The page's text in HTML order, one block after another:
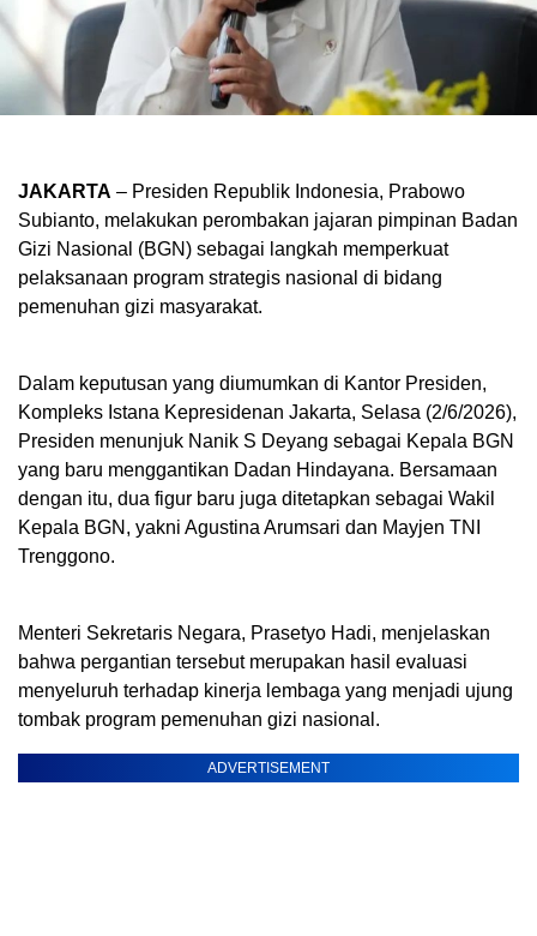
JAKARTA – Presiden Republik Indonesia, Prabowo
Subianto, melakukan perombakan jajaran pimpinan Badan
Gizi Nasional (BGN) sebagai langkah memperkuat
pelaksanaan program strategis nasional di bidang
pemenuhan gizi masyarakat.
Dalam keputusan yang diumumkan di Kantor Presiden,
Kompleks Istana Kepresidenan Jakarta, Selasa (2/6/2026),
Presiden menunjuk Nanik S Deyang sebagai Kepala BGN
yang baru menggantikan Dadan Hindayana. Bersamaan
dengan itu, dua figur baru juga ditetapkan sebagai Wakil
Kepala BGN, yakni Agustina Arumsari dan Mayjen TNI
Trenggono.
Menteri Sekretaris Negara, Prasetyo Hadi, menjelaskan
bahwa pergantian tersebut merupakan hasil evaluasi
menyeluruh terhadap kinerja lembaga yang menjadi ujung
tombak program pemenuhan gizi nasional.
ADVERTISEMENT